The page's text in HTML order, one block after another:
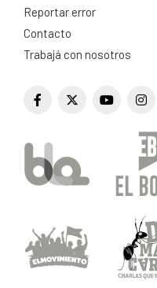
Reportar error
Contacto
Trabajá con nosotros